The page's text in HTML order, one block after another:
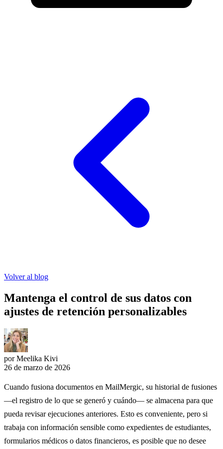
Volver al blog
Mantenga el control de sus datos con
ajustes de retención personalizables
por Meelika Kivi
26 de marzo de 2026
Cuando fusiona documentos en MailMergic, su historial de fusiones
—el registro de lo que se generó y cuándo— se almacena para que
pueda revisar ejecuciones anteriores. Esto es conveniente, pero si
trabaja con información sensible como expedientes de estudiantes,
formularios médicos o datos financieros, es posible que no desee